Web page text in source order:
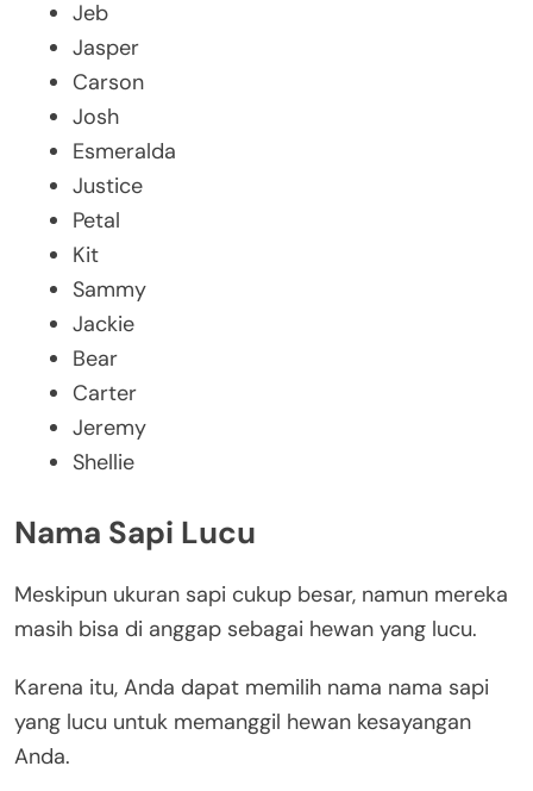
Jeb
Jasper
Carson
Josh
Esmeralda
Justice
Petal
Kit
Sammy
Jackie
Bear
Carter
Jeremy
Shellie
Nama Sapi Lucu
Meskipun ukuran sapi cukup besar, namun mereka
masih bisa di anggap sebagai hewan yang lucu.
Karena itu, Anda dapat memilih nama nama sapi
yang lucu untuk memanggil hewan kesayangan
Anda.